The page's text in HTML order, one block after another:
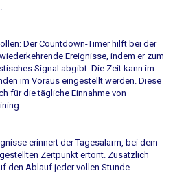
Der Countdown-Timer hilft bei der
Ereignisse, indem er zum
Signal abgibt. Die Zeit kann im
im Voraus eingestellt werden. Diese
für die tägliche Einnahme von
erinnert der Tagesalarm, bei dem
Zeitpunkt ertönt. Zusätzlich
den Ablauf jeder vollen Stunde